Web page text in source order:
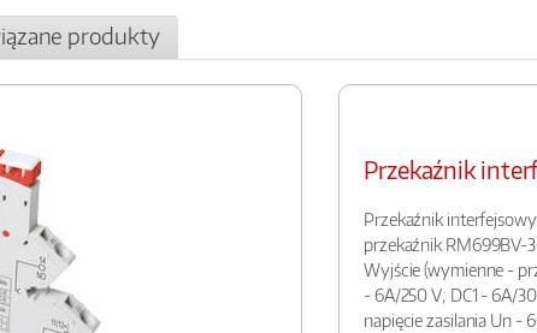
produkty
Przekaźnik
Przekaźnik
przekaźnik RM699BV-
Wyjście (wymienne -
- 6A/250 V; DC1 - 6A/30
napięcie zasilania Un -